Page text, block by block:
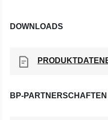
DOWNLOADS
BP-